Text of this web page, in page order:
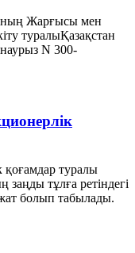
Жарғысы мен
туралыҚазақстан
N 300-
туралы
тұлға ретіндегі
болып табылады.